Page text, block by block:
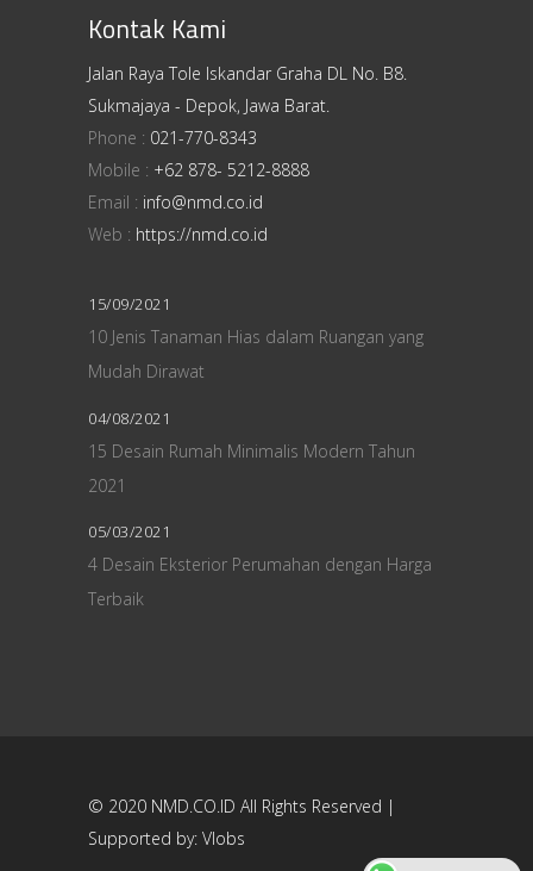
Kontak Kami
Jalan Raya Tole Iskandar Graha DL No. B8.
Sukmajaya - Depok, Jawa Barat.
Phone : 021-770-8343
Mobile : +62 878- 5212-8888
Email : info@nmd.co.id
Web : https://nmd.co.id
15/09/2021
10 Jenis Tanaman Hias dalam Ruangan yang
Mudah Dirawat
04/08/2021
15 Desain Rumah Minimalis Modern Tahun
2021
05/03/2021
4 Desain Eksterior Perumahan dengan Harga
Terbaik
© 2020 NMD.CO.ID All Rights Reserved |
Supported by: Vlobs